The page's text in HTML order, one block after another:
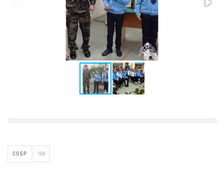
СОБР 169